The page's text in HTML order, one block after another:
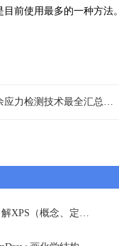
前使用最多的一种方法。